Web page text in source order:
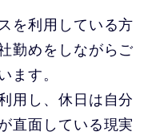
を利用している方
勤めをしながらご
ます。
用し、休日は自分
直面している現実